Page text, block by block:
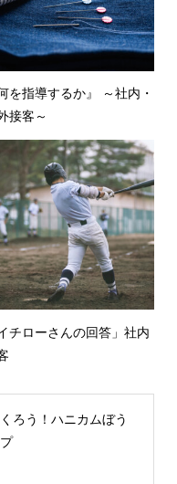
を指導するか』 ～社内・
接客～
イチローさんの回答」社内
ろう！ハニカムぼう